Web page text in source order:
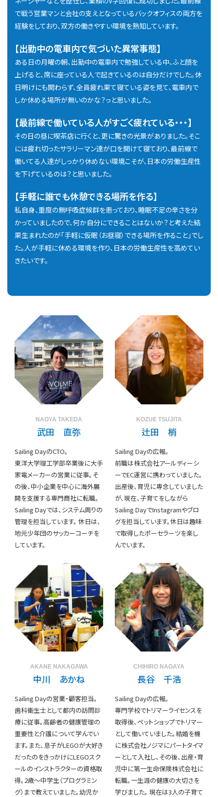
で戦う営業マンと会社の支えとなっているバックオフィスの両方を
経験をしており、双方の働きやすい環境を熟知しています。
【出勤中の電車内で気づいた異常事態】
ある日の月曜の朝、出勤中の電車内で勉強している中、ふと顔を
上げると、席に座っている人で起きているのは自分だけでした。休
日明けにも関わらず、全員疲れ果て寝ている姿を見て、電車内で
しか休める場所が無いのかな？っと思いました。
【最前線で働いている人がすごく疲れている・・・】
その日の昼に喫茶店に行くと、更に驚きの光景がありました。そこ
には疲れ切ったサラリーマン達が口を開けて寝ており、最前線で
働いてる人達がしっかり休めない環境こそが、日本の労働生産性
を下げているのは？と思いました。
【手軽に誰でも休憩できる場所を作る】
私自身、重度の無呼吸症候群を患っており、睡眠不足の辛さを分
かっていましたので、何か自分にできることはないか？と考えた結
果生まれたのが「手軽に仮眠（お昼寝）できる場所を作ること」でし
た。人が手軽に休める環境を作り、日本の労働生産性を高めてい
きたいです。
NAOYA TAKEDA
武田 直弥
Sailing DayのCTO。
東洋大学理工学部卒業後に大手
家電メーカーの営業に従事。そ
の後、中小企業を中心に海外展
開を支援する専門商社に転職。
Sailing Dayでは、システム周りの
管理を担当しています。 休日は、
地元少年団のサッカーコーチを
しています。
KOZUE TSUJITA
辻田 梢
Sailing Dayの広報。
前職は株式会社アールディーシ
ーでEC運営に携わっていました。
出産後、育児に専念していました
が、現在、子育てをしながら
Sailing DayでInstagramやブロ
グを担当しています。休日は趣味
で取得したポーセラーツを楽し
んでいます。
AKANE NAKAGAWA
中川 あかね
Sailing Dayの営業・顧客担当。
歯科衛生士として都内の訪問診
療に従事。高齢者の健康管理の
重要性と介護について学んでい
ます。また、息子がLEGOが大好き
だったのをきっかけにLEGOスク
ールのインストラクターの資格取
得。2歳〜中学生（プログラミン
グ）まで教えていました。幼児か
CHIHIRO NAGAYA
長谷 千浩
Sailing Dayの広報。
専門学校でトリマーライセンスを
取得後、ペットショップでトリマー
として働いていました。結婚を機
に株式会社ノジマにパートタイマ
ーとして入社し、その後、出産・育
児中に第一生命保険株式会社に
転職。一生涯の健康の大切さを
学びました。 現在は3人の子育て